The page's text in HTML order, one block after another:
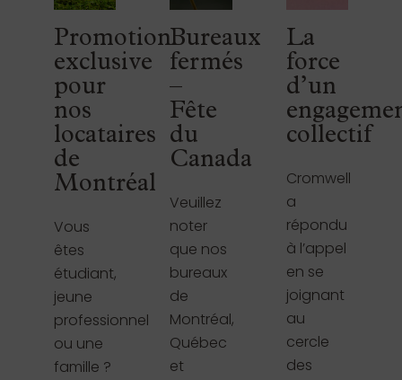
Promotion
exclusive
pour
nos
locataires
de
Montréal
Vous
êtes
étudiant,
jeune
professionnel
ou une
famille ?
Bureaux
fermés
–
Fête
du
Canada
Veuillez
noter
que nos
bureaux
de
Montréal,
Québec
et
La
force
d’un
collectif
Cromwell
a
répondu
à l’appel
en se
joignant
au
cercle
des